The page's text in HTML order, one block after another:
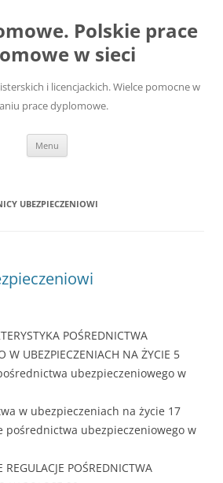
Polskie prace
w sieci
i licencjackich. Wielce pomocne w
prace dyplomowe.
Menu
UBEZPIECZENIOWI
POŚREDNICTWA
W UBEZPIECZENIACH NA ŻYCIE 5
ubezpieczeniowego w
w ubezpieczeniach na życie 17
pośrednictwa ubezpieczeniowego w
POŚREDNICTWA